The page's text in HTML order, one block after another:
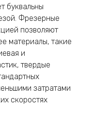
буквальны
Фрезерные
позволяют
материалы, такие
и
твердые
затратами
скоростях